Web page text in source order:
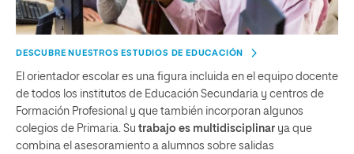
DESCUBRE NUESTROS ESTUDIOS DE EDUCACIÓN
El orientador escolar es una figura incluida en el equipo docente
de todos los institutos de Educación Secundaria y centros de
Formación Profesional y que también incorporan algunos
colegios de Primaria. Su trabajo es multidisciplinar ya que
combina el asesoramiento a alumnos sobre salidas